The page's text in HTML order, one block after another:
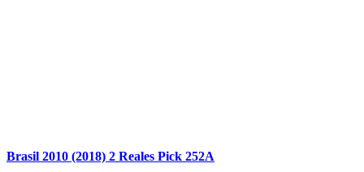
Brasil 2010 (2018) 2 Reales Pick 252A